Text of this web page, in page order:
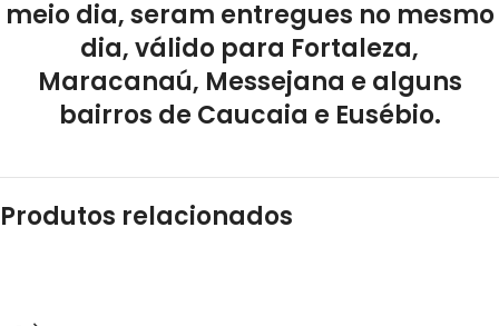
meio dia, seram entregues no mesmo
dia, válido para Fortaleza,
Maracanaú, Messejana e alguns
bairros de Caucaia e Eusébio.
Produtos relacionados